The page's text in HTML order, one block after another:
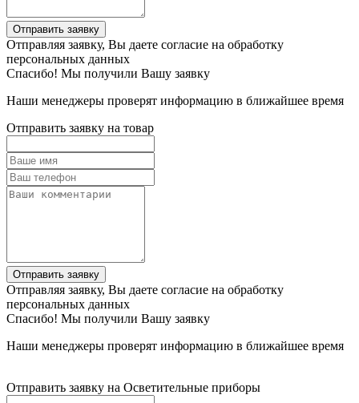
Отправить заявку
Отправляя заявку, Вы даете согласие на обработку
персональных данных
Спасибо! Мы получили Вашу заявку
Наши менеджеры проверят информацию в ближайшее время
Отправить заявку на товар
Отправить заявку
Отправляя заявку, Вы даете согласие на обработку
персональных данных
Спасибо! Мы получили Вашу заявку
Наши менеджеры проверят информацию в ближайшее время
Отправить заявку на Осветительные приборы